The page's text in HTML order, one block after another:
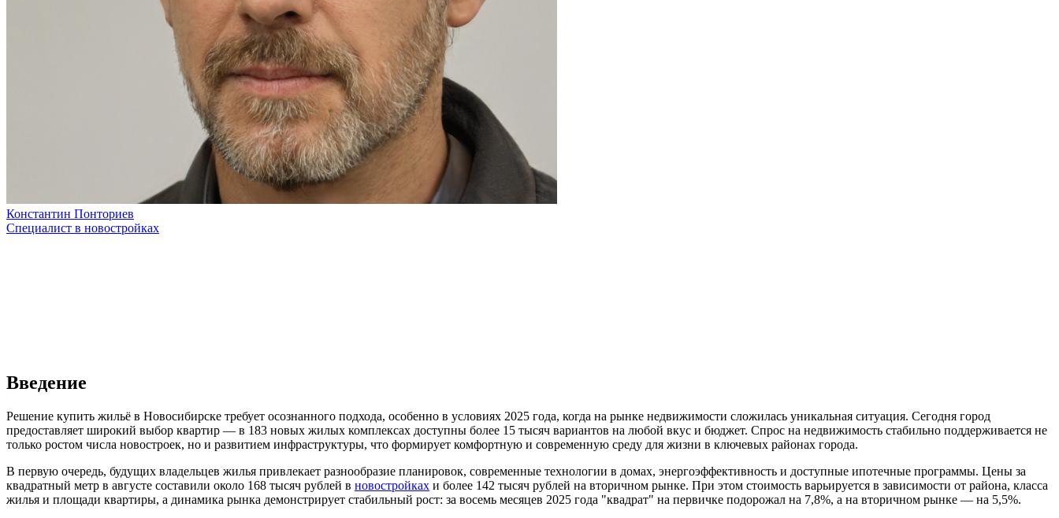
Константин Понториев
Специалист в новостройках
Введение
Решение купить жильё в Новосибирске требует осознанного подхода, особенно в условиях 2025 года, когда на рынке недвижимости сложилась уникальная ситуация. Сегодня город
предоставляет широкий выбор квартир — в 183 новых жилых комплексах доступны более 15 тысяч вариантов на любой вкус и бюджет. Спрос на недвижимость стабильно поддерживается не
только ростом числа новостроек, но и развитием инфраструктуры, что формирует комфортную и современную среду для жизни в ключевых районах города.
В первую очередь, будущих владельцев жилья привлекает разнообразие планировок, современные технологии в домах, энергоэффективность и доступные ипотечные программы. Цены за
квадратный метр в августе составили около 168 тысяч рублей в новостройках и более 142 тысяч рублей на вторичном рынке. При этом стоимость варьируется в зависимости от района, класса
жилья и площади квартиры, а динамика рынка демонстрирует стабильный рост: за восемь месяцев 2025 года "квадрат" на первичке подорожал на 7,8%, а на вторичном рынке — на 5,5%.